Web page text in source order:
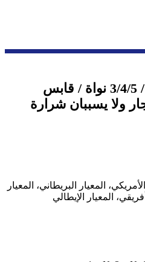
GTZ-200 / نوع متنقل / 3/4/5 نواة / قابس
ولا يسببان شرارة
المعيار البريطاني، المعيار
المعيار الإيطالي